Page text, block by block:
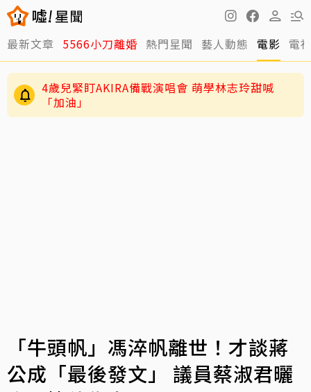
最新文章 5566小刀離婚 熱門星聞 藝人動態 電影 電
4歲兒緊盯AKIRA備戰演唱會 萌學林志玲甜喊
「加油」
「牛頭帆」馮淬帆離世！才談蔣
公成「最後發文」 議員蔡淑君曬